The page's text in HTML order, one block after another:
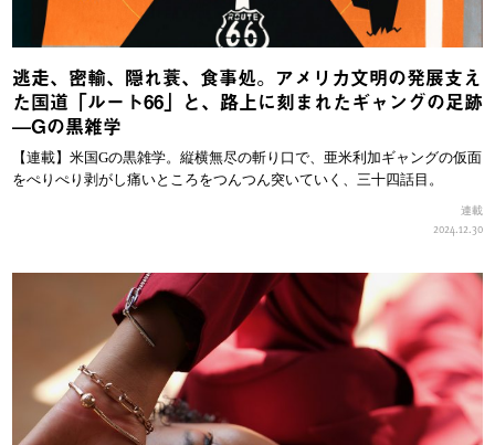
逃走、密輸、隠れ蓑、食事処。アメリカ文明の発展支え
た国道「ルート66」と、路上に刻まれたギャングの足跡
—Gの黒雑学
【連載】米国Gの黒雑学。縦横無尽の斬り口で、亜米利加ギャングの仮面
をぺりぺり剥がし痛いところをつんつん突いていく、三十四話目。
連載
2024.12.30